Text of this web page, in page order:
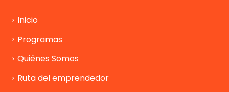
Inicio
Programas
Quiénes Somos
Ruta del emprendedor